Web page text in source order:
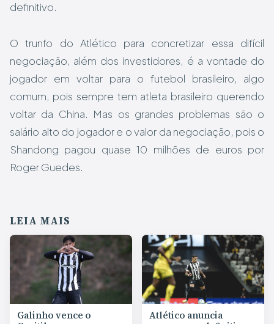
definitivo.
O trunfo do Atlético para concretizar essa difícil
negociação, além dos investidores, é a vontade do
jogador em voltar para o futebol brasileiro, algo
comum, pois sempre tem atleta brasileiro querendo
voltar da China. Mas os grandes problemas são o
salário alto do jogador e o valor da negociação, pois o
Shandong pagou quase 10 milhões de euros por
Roger Guedes.
LEIA MAIS
Galinho vence o
Atlético anuncia